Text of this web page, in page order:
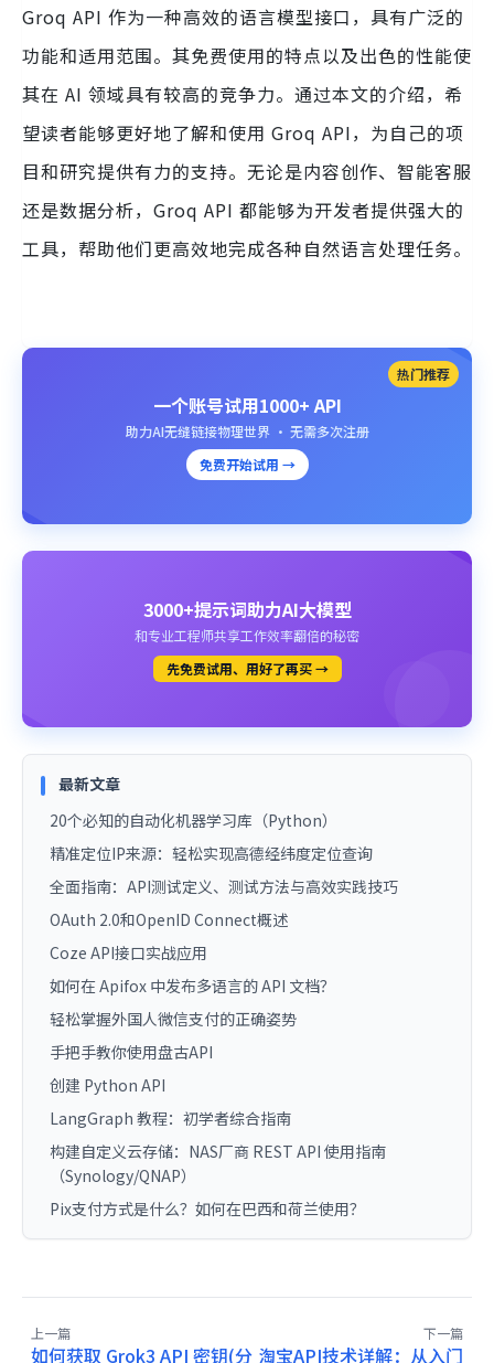
Groq API 作为一种高效的语言模型接口，具有广泛的
功能和适用范围。其免费使用的特点以及出色的性能使
其在 AI 领域具有较高的竞争力。通过本文的介绍，希
望读者能够更好地了解和使用 Groq API，为自己的项
目和研究提供有力的支持。无论是内容创作、智能客服
还是数据分析，Groq API 都能够为开发者提供强大的
工具，帮助他们更高效地完成各种自然语言处理任务。
热门推荐
一个账号试用1000+ API
助力AI无缝链接物理世界 · 无需多次注册
免费开始试用 →
3000+提示词助力AI大模型
和专业工程师共享工作效率翻倍的秘密
先免费试用、用好了再买 →
最新文章
20个必知的自动化机器学习库（Python）
精准定位IP来源：轻松实现高德经纬度定位查询
全面指南：API测试定义、测试方法与高效实践技巧
OAuth 2.0和OpenID Connect概述
Coze API接口实战应用
如何在 Apifox 中发布多语言的 API 文档？
轻松掌握外国人微信支付的正确姿势
手把手教你使用盘古API
创建 Python API
LangGraph 教程：初学者综合指南
构建自定义云存储：NAS厂商 REST API 使用指南
（Synology/QNAP）
Pix支付方式是什么？如何在巴西和荷兰使用？
上一篇
如何获取 Grok3 API 密钥(分
下一篇
淘宝API技术详解：从入门